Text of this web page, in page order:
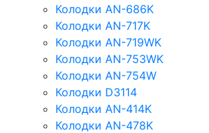
Колодки AN-686K
Колодки AN-717K
Колодки AN-719WK
Колодки AN-753WK
Колодки AN-754W
Колодки D3114
Колодки AN-414K
Колодки AN-478K